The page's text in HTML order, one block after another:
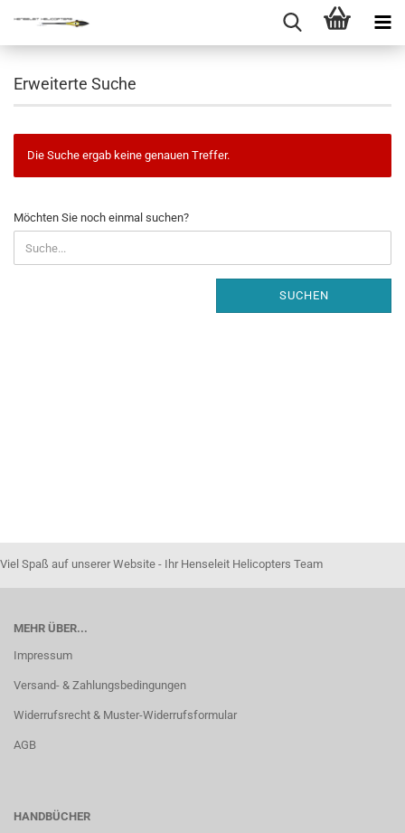
Erweiterte Suche
Die Suche ergab keine genauen Treffer.
MÖCHTEN
SIE
NOCH
EINMAL
Möchten Sie noch einmal suchen?
SUCHEN
Viel Spaß auf unserer Website - Ihr Henseleit Helicopters Team
MEHR ÜBER...
Impressum
Versand- & Zahlungsbedingungen
Widerrufsrecht & Muster-Widerrufsformular
AGB
HANDBÜCHER